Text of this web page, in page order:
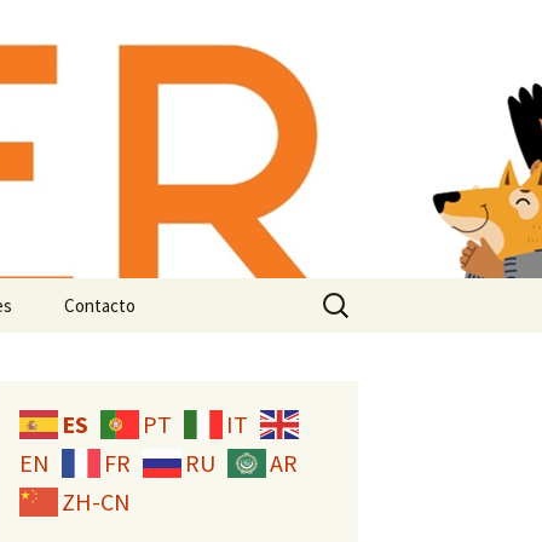
animal:
Contacto
Buscar:
ES PT
IT
EN
FR RU
AR
ZH-CN